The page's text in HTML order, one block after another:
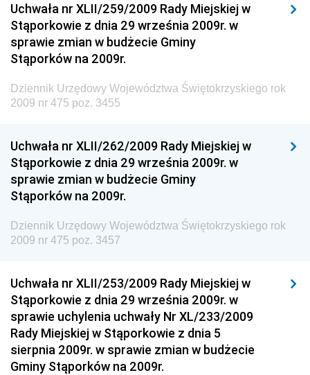
Dziennik Urzędowy Ministerstwa Kultury, Dziedzictwa
Narodowego i Sportu
Dziennik Urzędowy Ministra Finansów, Funduszy i
Dziennik Urzędowy Ministra Rozwoju, Pracy i
Dziennik Urzędowy Ministra Kultury, Dziedzictwa
Narodowego i Sportu
Dziennik Urzędowy Ministra Rodziny i Polityki
Społecznej
Dziennik Urzędowy Komendy Głównej Straży
Granicznej
Drogowego
Dziennik Urzędowy Narodowego Banku Polskiego
Dziennik Urzędowy Komendy Głównej Policji
Dziennik Urzędowy Ministra Pracy i Polityki
Społecznej
Uchwała nr XLII/259/2009 Rady Miejskiej w
Stąporkowie z dnia 29 września 2009r. w
sprawie zmian w budżecie Gminy
Stąporków na 2009r.
Dziennik Urzędowy Województwa Świętokrzyskiego rok
2009 nr 475 poz. 3455
Uchwała nr XLII/262/2009 Rady Miejskiej w
Stąporkowie z dnia 29 września 2009r. w
sprawie zmian w budżecie Gminy
Stąporków na 2009r.
Dziennik Urzędowy Województwa Świętokrzyskiego rok
2009 nr 475 poz. 3457
Uchwała nr XLII/253/2009 Rady Miejskiej w
Stąporkowie z dnia 29 września 2009r. w
sprawie uchylenia uchwały Nr XL/233/2009
Rady Miejskiej w Stąporkowie z dnia 5
sierpnia 2009r. w sprawie zmian w budżecie
Gminy Stąporków na 2009r.